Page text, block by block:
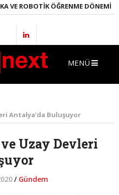
ROBOTIK ÖĞRENME DÖNEMI
MENÜ
Antalya’da Buluşuyor
Uzay Devleri
/ Gündem